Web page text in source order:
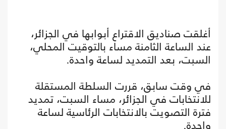
أغلقت صناديق الاقتراع أبوابها في الجزائر،
عند الساعة الثامنة مساء بالتوقيت المحلي،
السبت، بعد التمديد لساعة واحدة.
في وقت سابق، قررت السلطة المستقلة
للانتخابات في الجزائر، مساء السبت، تمديد
فترة التصويت بالانتخابات الرئاسية لساعة
واحدة.